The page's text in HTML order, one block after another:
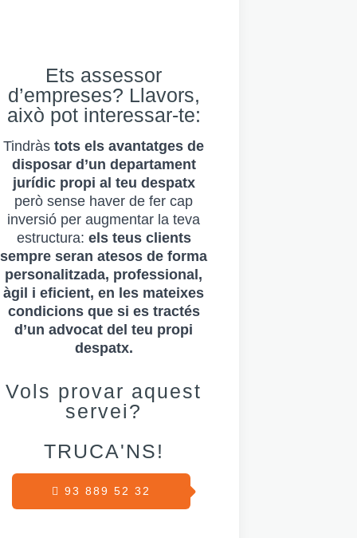
Ets assessor
d’empreses? Llavors,
això pot interessar-te:
Tindràs tots els avantatges de
disposar d’un departament
jurídic propi al teu despatx
però sense haver de fer cap
inversió per augmentar la teva
estructura: els teus clients
sempre seran atesos de forma
personalitzada, professional,
àgil i eficient, en les mateixes
condicions que si es tractés
d’un advocat del teu propi
despatx.
Vols provar aquest
servei?
TRUCA'NS!
93 889 52 32